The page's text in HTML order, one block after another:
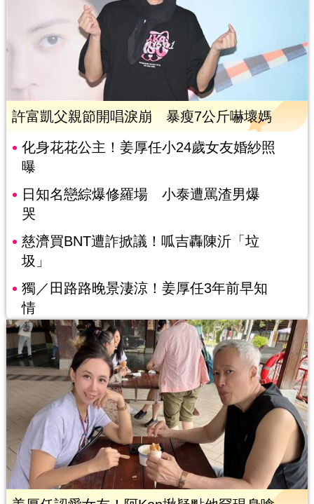
許富凱父親節開唱淚崩 暴瘦7公斤嚇壞媽
化身花花公主！姜厚任小24歲女友婚紗照
曝
日知名戀綜爆修羅場 小泰遭罵渣男爆
哭
慈濟買BNT遭詐掀議！呱吉轟陳沂「垃
圾」
獨／田路路晚景淒涼！姜厚任3年前早知
情